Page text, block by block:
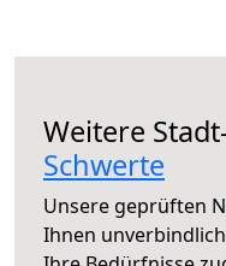
Weitere
Schwerte
Unsere geprüften
Ihnen